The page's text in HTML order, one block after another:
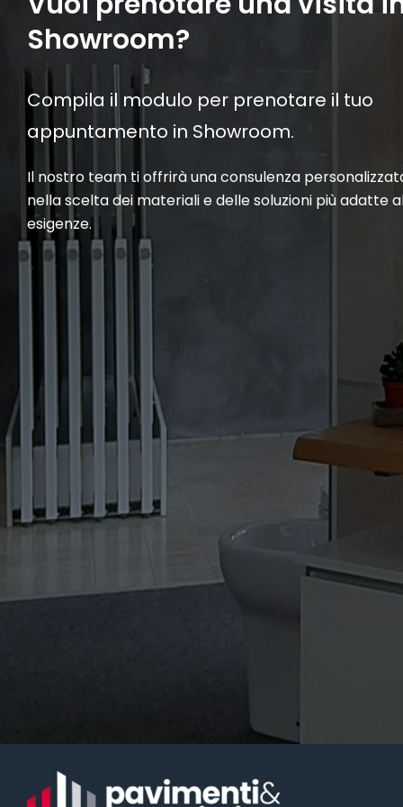
Showroom?
Compila il modulo per prenotare il tuo
appuntamento in Showroom.
Il nostro team ti offrirà una consulenza
nella scelta dei materiali e delle soluzioni più adatte
esigenze.